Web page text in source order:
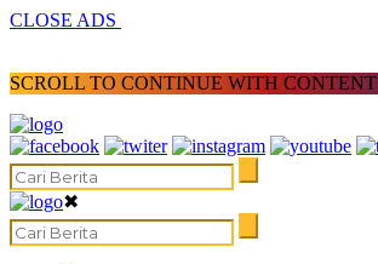
CLOSE ADS
SCROLL TO CONTINUE WITH CONTENT
✖